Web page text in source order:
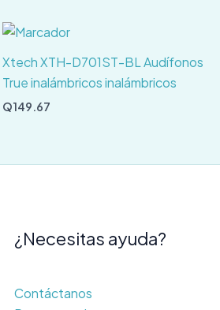
Xtech XTH-D701ST-BL Audífonos
True inalámbricos inalámbricos
Q149.67
¿Necesitas ayuda?
Contáctanos